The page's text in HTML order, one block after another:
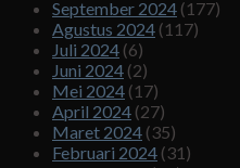
September 2024 (177)
Agustus 2024 (117)
Juli 2024 (6)
Juni 2024 (2)
Mei 2024 (17)
April 2024 (27)
Maret 2024 (35)
Februari 2024 (31)